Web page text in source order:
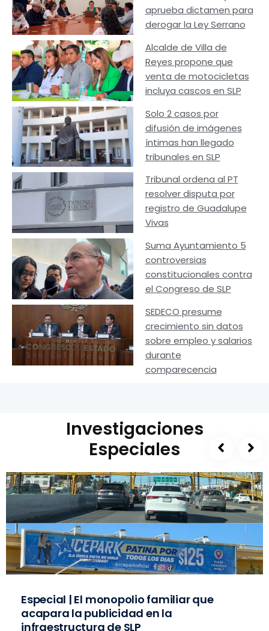
aprueba dictamen para
derogar la Ley Serrano
Alcalde de Villa de
Reyes propone que
venta de motocicletas
incluya cascos en SLP
Solo 2 casos por
difusión de imágenes
íntimas han llegado
tribunales en SLP
Tribunal ordena al PT
resolver disputa por
registro de Guadalupe
Vivas
Suma Ayuntamiento 5
controversias
constitucionales contra
el Congreso de SLP
SEDECO presume
crecimiento sin datos
sobre empleo y salarios
durante
comparecencia
Investigaciones
Especiales
Especial | El monopolio familiar que
acapara la publicidad en la
infraestructura de SLP